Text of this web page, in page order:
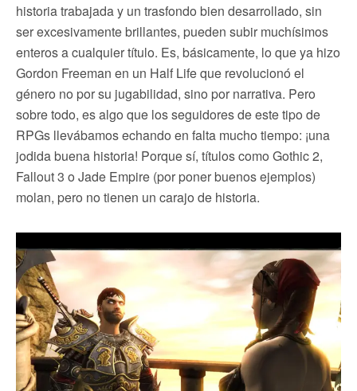
historia trabajada y un trasfondo bien desarrollado, sin
ser excesivamente brillantes, pueden subir muchísimos
enteros a cualquier título. Es, básicamente, lo que ya hizo
Gordon Freeman en un Half Life que revolucionó el
género no por su jugabilidad, sino por narrativa. Pero
sobre todo, es algo que los seguidores de este tipo de
RPGs llevábamos echando en falta mucho tiempo: ¡una
jodida buena historia! Porque sí, títulos como Gothic 2,
Fallout 3 o Jade Empire (por poner buenos ejemplos)
molan, pero no tienen un carajo de historia.